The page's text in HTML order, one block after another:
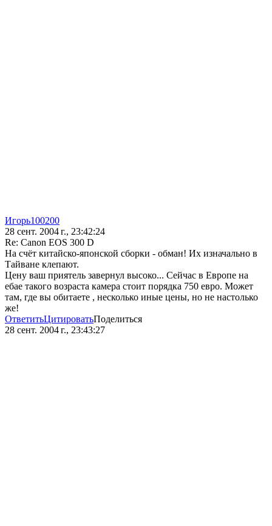
Игорь100200
28 сент. 2004 г., 23:42:24
Re: Canon EOS 300 D
На счёт китайско-японской сборки - обман! Их изначально в
Тайване клепают.
Цену ваш приятель завернул высоко... Сейчас в Европе на
ебае такого возраста камера стоит порядка 750 евро. Может
там, где вы обитаете , несколько иные цены, но не настолько
же!
ОтветитьЦитироватьПоделиться
28 сент. 2004 г., 23:43:27